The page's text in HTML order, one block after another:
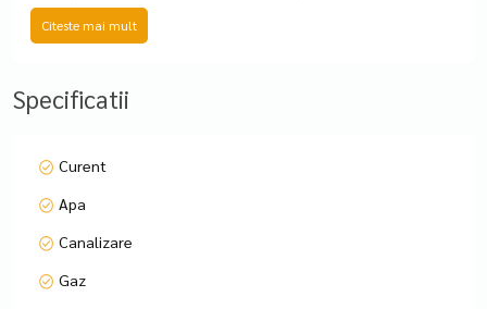
Ofer spre vânzare o garsonieră modernă, complet mobilată
– lângă Plaza Mall și Anchor Plaza, în imediata apropiere a
principalelor centre comerciale, de business și universitare
🌇 Vedere liberă | Ferestre mari | Balcon luminos
Citeste mai mult
Specificatii
Curent
Apa
Canalizare
Gaz